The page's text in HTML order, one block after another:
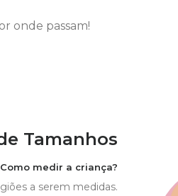
onde passam!
Tamanhos
Como medir a criança?
a serem medidas.